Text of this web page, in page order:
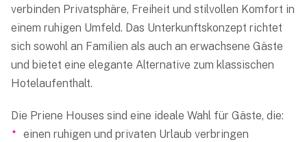
verbinden Privatsphäre, Freiheit und stilvollen Komfort in
einem ruhigen Umfeld. Das Unterkunftskonzept richtet
sich sowohl an Familien als auch an erwachsene Gäste
und bietet eine elegante Alternative zum klassischen
Hotelaufenthalt.
Die Priene Houses sind eine ideale Wahl für Gäste, die:
einen ruhigen und privaten Urlaub verbringen